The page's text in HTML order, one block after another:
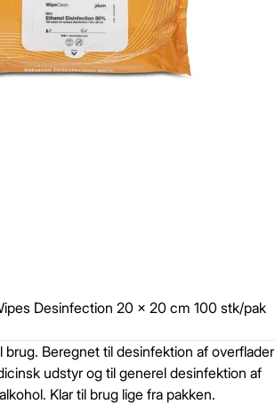
Desinfection 20 x 20 cm 100 stk/pak
brug. Beregnet til desinfektion af overflader
udstyr og til generel desinfektion af
Klar til brug lige fra pakken.